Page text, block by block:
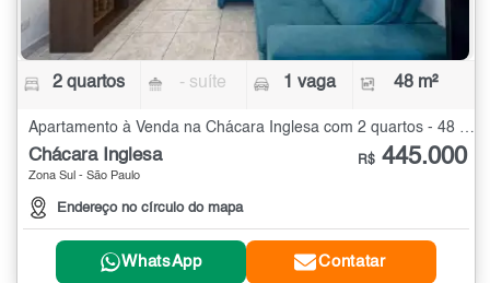
2 quartos - suíte 1 vaga 48 m²
Chácara Inglesa
Zona Sul - São Paulo
Endereço no círculo do mapa
R$ 445.000
WhatsApp Contatar